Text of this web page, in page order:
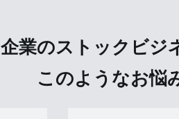
企業のストックビジ
このようなお悩